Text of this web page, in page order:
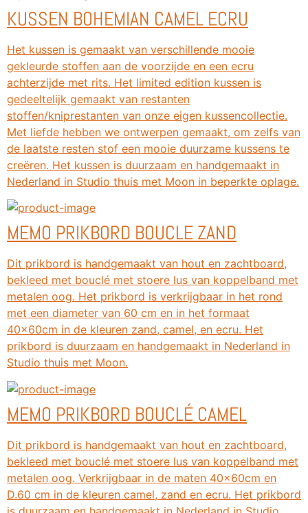
KUSSEN BOHEMIAN CAMEL ECRU
Het kussen is gemaakt van verschillende mooie
gekleurde stoffen aan de voorzijde en een ecru
achterzijde met rits. Het limited edition kussen is
gedeeltelijk gemaakt van restanten
stoffen/kniprestanten van onze eigen kussencollectie.
Met liefde hebben we ontwerpen gemaakt, om zelfs van
de laatste resten stof een mooie duurzame kussens te
creëren. Het kussen is duurzaam en handgemaakt in
Nederland in Studio thuis met Moon in beperkte oplage.
MEMO PRIKBORD BOUCLE ZAND
Dit prikbord is handgemaakt van hout en zachtboard,
bekleed met bouclé met stoere lus van koppelband met
metalen oog. Het prikbord is verkrijgbaar in het rond
met een diameter van 60 cm en in het formaat
40x60cm in de kleuren zand, camel, en ecru. Het
prikbord is duurzaam en handgemaakt in Nederland in
Studio thuis met Moon.
MEMO PRIKBORD BOUCLÉ CAMEL
Dit prikbord is handgemaakt van hout en zachtboard,
bekleed met bouclé met stoere lus van koppelband met
metalen oog. Verkrijgbaar in de maten 40x60cm en
D.60 cm in de kleuren camel, zand en ecru. Het prikbord